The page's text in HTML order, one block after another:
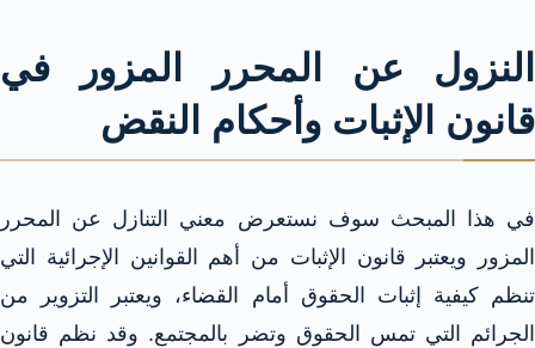
النزول عن المحرر المزور في
قانون الإثبات وأحكام النقض
في هذا المبحث سوف نستعرض معني التنازل عن المحرر
المزور ويعتبر قانون الإثبات من أهم القوانين الإجرائية التي
تنظم كيفية إثبات الحقوق أمام القضاء، ويعتبر التزوير من
الجرائم التي تمس الحقوق وتضر بالمجتمع. وقد نظم قانون